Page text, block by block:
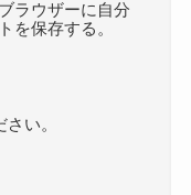
ラウザーに自分
を保存する。
い。